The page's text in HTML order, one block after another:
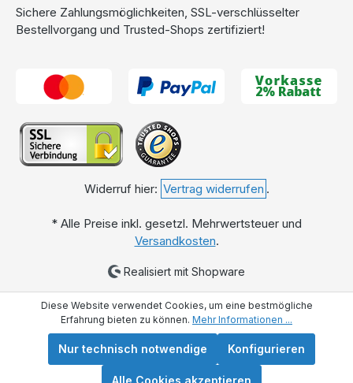
Sichere Zahlungsmöglichkeiten, SSL-verschlüsselter
Bestellvorgang und Trusted-Shops zertifiziert!
Widerruf hier: Vertrag widerrufen .
* Alle Preise inkl. gesetzl. Mehrwertsteuer und
Versandkosten.
Realisiert mit Shopware
Diese Website verwendet Cookies, um eine bestmögliche
Erfahrung bieten zu können. Mehr Informationen ...
Nur technisch notwendige Konfigurieren
Alle Cookies akzeptieren